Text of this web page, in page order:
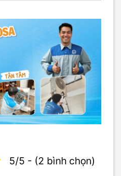
5/5 - (2 bình chọn)